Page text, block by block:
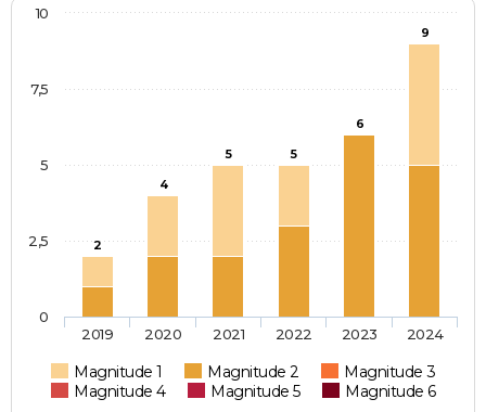
2
4
5 5
6
9
Magnitude 1 Magnitude 2
Magnitude 3
Magnitude 4
Magnitude 5 Magnitude 6
2019 2020 2021 2022 2023 2024
0
2,5
5
7,5
10